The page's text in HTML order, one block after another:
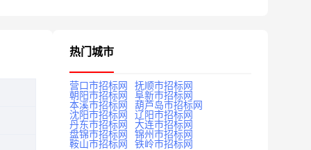
热门城市
营口市招标网
抚顺市招标网
朝阳市招标网
阜新市招标网
本溪市招标网
葫芦岛市招标网
沈阳市招标网
辽阳市招标网
丹东市招标网
大连市招标网
盘锦市招标网
锦州市招标网
鞍山市招标网
铁岭市招标网